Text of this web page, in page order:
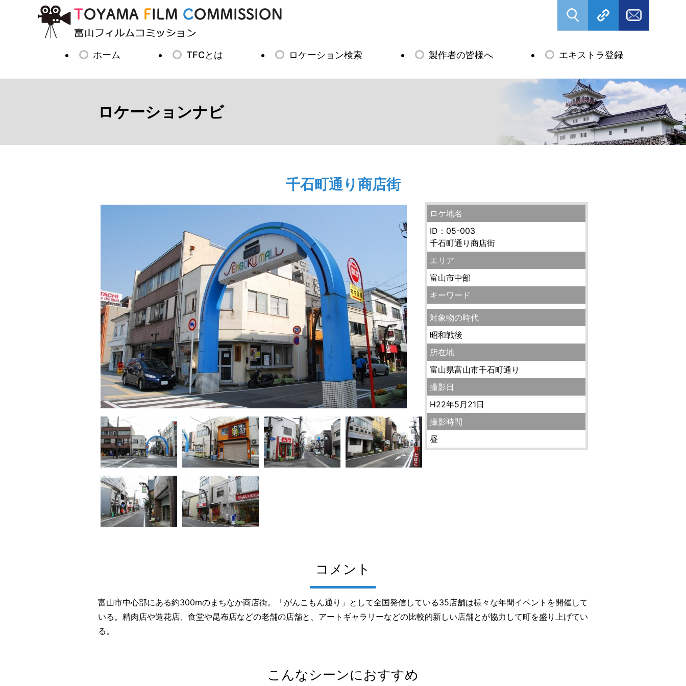
ス
ホーム TFCとは ロケーション検索 製作者の皆様へ エキストラ登録
ロケーションナビ
千石町通り商店街
ロケ地名
ID：05-003
千石町通り商店街
エリア
富山市中部
キーワード
対象物の時代
昭和戦後
所在地
富山県富山市千石町通り
撮影日
H22年5月21日
撮影時間
昼
コメント
富山市中心部にある約300mのまちなか商店街。「がんこもん通り」として全国発信している35店舗は様々な年間イベントを開催して
いる。精肉店や造花店、食堂や昆布店などの老舗の店舗と、アートギャラリーなどの比較的新しい店舗とが協力して町を盛り上げてい
る。
こんなシーンにおすすめ